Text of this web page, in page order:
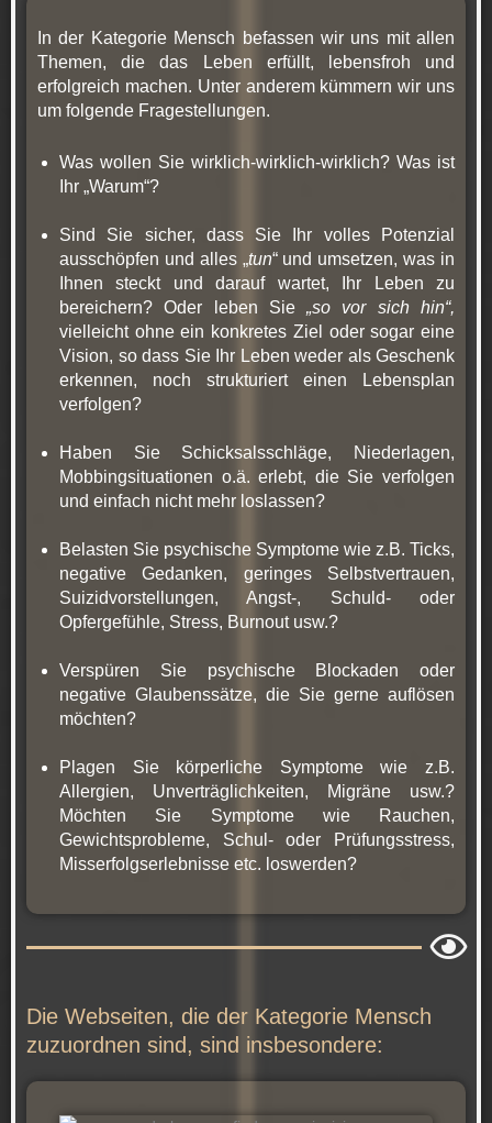
In der Kategorie Mensch befassen wir uns mit allen
Themen, die das Leben erfüllt, lebensfroh und
erfolgreich machen. Unter anderem kümmern wir uns
um folgende Fragestellungen.
Was wollen Sie wirklich-wirklich-wirklich? Was ist
Ihr „Warum“?
Sind Sie sicher, dass Sie Ihr volles Potenzial
ausschöpfen und alles „tun“ und umsetzen, was in
Ihnen steckt und darauf wartet, Ihr Leben zu
bereichern? Oder leben Sie„so vor sich hin“,
vielleicht ohne ein konkretes Ziel oder sogar eine
Vision, so dass Sie Ihr Leben weder als Geschenk
erkennen, noch strukturiert einen Lebensplan
verfolgen?
Haben Sie Schicksalsschläge, Niederlagen,
Mobbingsituationen o.ä. erlebt, die Sie verfolgen
und einfach nicht mehr loslassen?
Belasten Sie psychische Symptome wie z.B. Ticks,
negative Gedanken, geringes Selbstvertrauen,
Suizidvorstellungen, Angst-, Schuld- oder
Opfergefühle, Stress, Burnout usw.?
Verspüren Sie psychische Blockaden oder
negative Glaubenssätze, die Sie gerne auflösen
möchten?
Plagen Sie körperliche Symptome wie z.B.
Allergien, Unverträglichkeiten, Migräne usw.?
Möchten Sie Symptome wie Rauchen,
Gewichtsprobleme, Schul- oder Prüfungsstress,
Misserfolgserlebnisse etc. loswerden?
Die Webseiten, die der Kategorie Mensch
zuzuordnen sind, sind insbesondere: